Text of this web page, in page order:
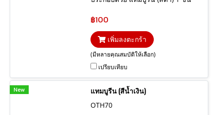
฿100
เพิ่มลงตะกร้า
(มีหลายคุณสมบัติให้เลือก)
เปรียบเทียบ
New
แทมบูรีน (สีน้ำเงิน)
OTH70